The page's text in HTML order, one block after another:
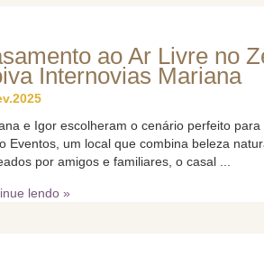
ao Ar Livre no
Internovias Mariana
e Igor escolheram o cenário perfeito
Eventos, um local que combina beleza
por amigos e familiares, o casal ...
lendo »